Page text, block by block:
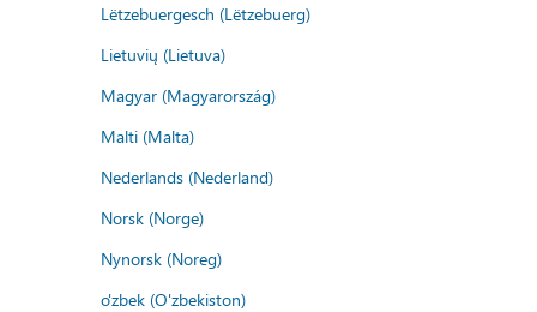
Lëtzebuergesch (Lëtzebuerg)
Lietuvių (Lietuva)
Magyar (Magyarország)
Malti (Malta)
Nederlands (Nederland)
Norsk (Norge)
Nynorsk (Noreg)
o'zbek (O'zbekiston)